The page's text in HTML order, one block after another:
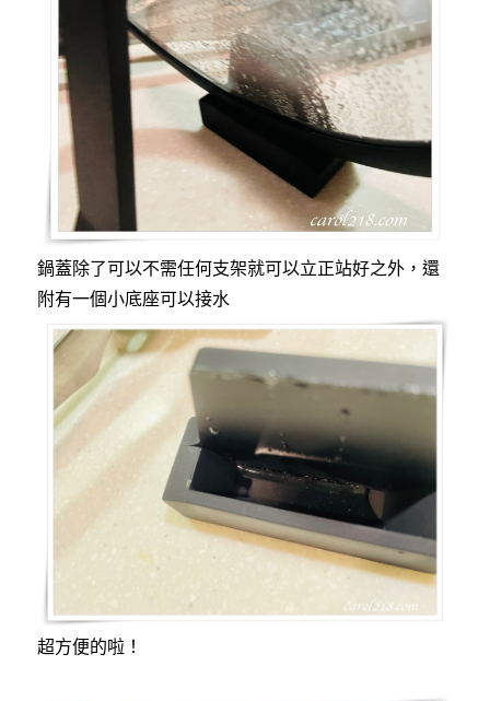
鍋蓋除了可以不需任何支架就可以立正站好之外，還
附有一個小底座可以接水
超方便的啦！